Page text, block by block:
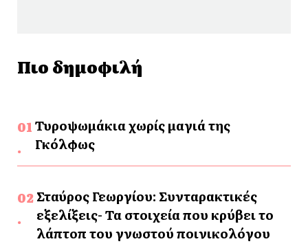
Πιο δημοφιλή
Τυροψωμάκια χωρίς μαγιά της
Γκόλφως
Σταύρος Γεωργίου: Συνταρακτικές
εξελίξεις- Τα στοιχεία που κρύβει το
λάπτοπ του γνωστού ποινικολόγου